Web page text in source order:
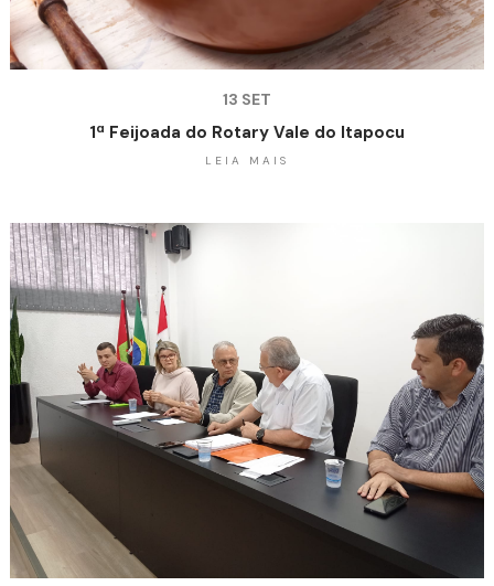
13 SET
1ª Feijoada do Rotary Vale do Itapocu
LEIA MAIS